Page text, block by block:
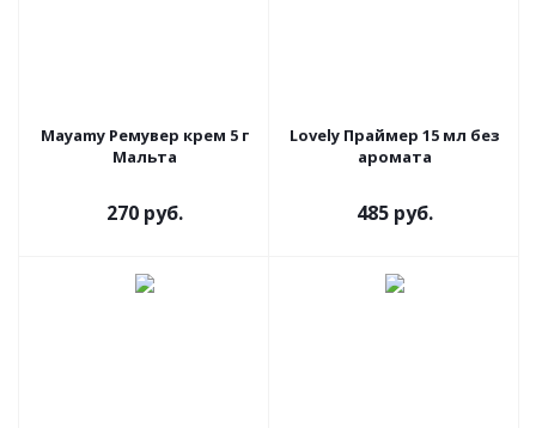
Mayamy Ремувер крем 5 г
Мальта
270 руб.
Lovely Праймер 15 мл без
аромата
485 руб.